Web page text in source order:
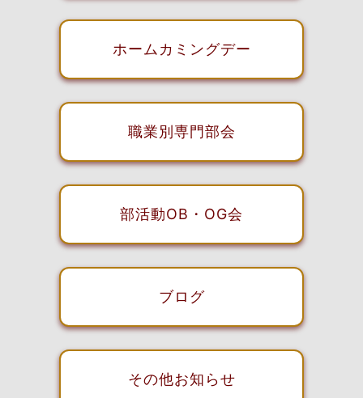
ホームカミングデー
職業別専門部会
部活動OB・OG会
ブログ
その他お知らせ